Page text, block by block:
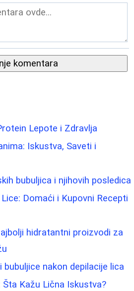
komentara
Lepote i Zdravlja
Iskustva, Saveti i
bubuljica i njihovih posledica
Domaći i Kupovni Recepti
hidratantni proizvodi za
bubuljice nakon depilacije lica
Šta Kažu Lična Iskustva?